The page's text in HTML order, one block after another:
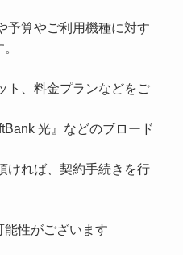
算やご利用機種に対す
、料金プランなどをご
光』などのブロード
れば、契約手続きを行
性がございます